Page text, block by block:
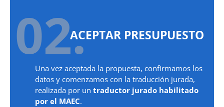
02.ACEPTAR PRESUPUESTO
Una vez aceptada la propuesta, confirmamos los
datos y comenzamos con la traducción jurada,
realizada por un traductor jurado habilitado
por el MAEC.